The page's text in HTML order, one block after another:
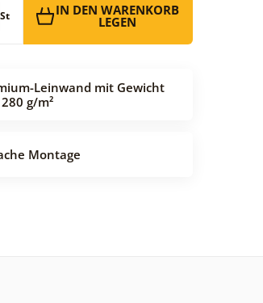
St IN DEN WARENKORB
LEGEN
Leinwand mit Gewicht
g/m²
Montage